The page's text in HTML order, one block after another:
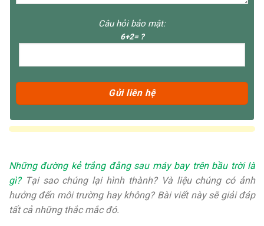
Câu hỏi bảo mật:
6+2= ?
Những đường kẻ trắng đằng sau máy bay trên bầu trời là
gì?Tại sao chúng lại hình thành? Và liệu chúng có ảnh
hưởng đến môi trường hay không? Bài viết này sẽ giải đáp
tất cả những thắc mắc đó.